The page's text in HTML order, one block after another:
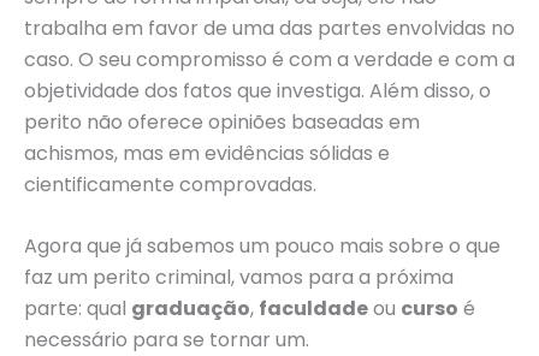
trabalha em favor de uma das partes envolvidas no
caso. O seu compromisso é com a verdade e com a
objetividade dos fatos que investiga. Além disso, o
perito não oferece opiniões baseadas em
achismos, mas em evidências sólidas e
cientificamente comprovadas.
Agora que já sabemos um pouco mais sobre o que
faz um perito criminal, vamos para a próxima
parte: qual graduação, faculdadeou curso é
necessário para se tornar um.